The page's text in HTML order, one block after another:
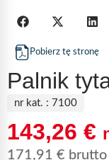
Pobierz tę stronę
Palnik
nr kat. : 7100
143,26 €
171,91 € brutto